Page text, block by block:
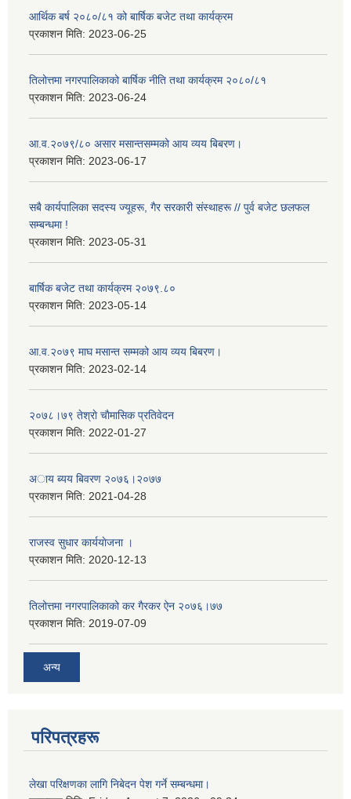
आर्थिक बर्ष २०८०/८१ को बार्षिक बजेट तथा कार्यक्रम
प्रकाशन मिति: 2023-06-25
तिलोत्तमा नगरपालिकाको बार्षिक नीति तथा कार्यक्रम २०८०/८१
प्रकाशन मिति: 2023-06-24
आ.व.२०७९/८० असार मसान्तसम्मको आय व्यय बिबरण।
प्रकाशन मिति: 2023-06-17
सबै कार्यपालिका सदस्य ज्यूहरू, गैर सरकारी संस्थाहरू // पुर्व बजेट छलफल
सम्बन्धमा !
प्रकाशन मिति: 2023-05-31
बार्षिक बजेट तथा कार्यक्रम २०७९.८०
प्रकाशन मिति: 2023-05-14
आ.व.२०७९ माघ मसान्त सम्मको आय व्यय बिबरण।
प्रकाशन मिति: 2023-02-14
२०७८।७९ तेश्राे चाैमासिक प्रतिवेदन
प्रकाशन मिति: 2022-01-27
अाय ब्यय बिवरण २०७६।२०७७
प्रकाशन मिति: 2021-04-28
राजस्व सुधार कार्ययाेजना ।
प्रकाशन मिति: 2020-12-13
तिलोत्तमा नगरपालिकाको कर गैरकर ऐन २०७६।७७
प्रकाशन मिति: 2019-07-09
अन्य
परिपत्रहरू
लेखा परिक्षणका लागि निबेदन पेश गर्ने सम्बन्धमा।